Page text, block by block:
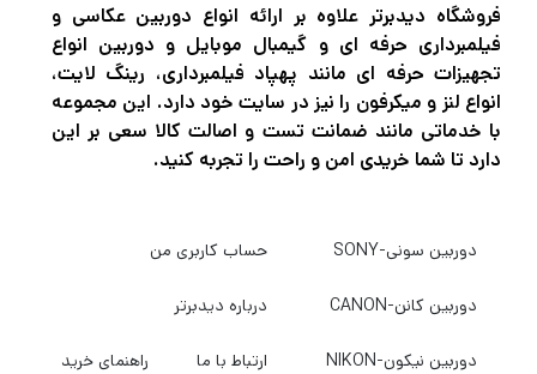
فروشگاه دیدبرتر علاوه بر ارائه انواع دوربین عکاسی و
فیلمبرداری حرفه ای و گیمبال موبایل و دوربین انواع
تجهیزات حرفه ای مانند پهپاد فیلمبرداری، رینگ لایت،
انواع لنز و میکرفون را نیز در سایت خود دارد. این مجموعه
با خدماتی مانند ضمانت تست و اصالت کالا سعی بر این
دارد تا شما خریدی امن و راحت را تجربه کنید.
دوربین سونی-SONY
دوربین کانن-CANON
دوربین نیکون-NIKON
حساب کاربری من
درباره دیدبرتر
ارتباط با ما راهنمای خرید